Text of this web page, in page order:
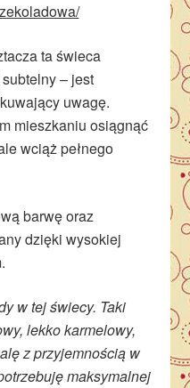
ta świeca
– jest
uwagę.
mieszkaniu osiągnąć
wciąż pełnego
barwę oraz
dzięki wysokiej
w tej świecy. Taki
lekko karmelowy,
z przyjemnością w
maksymalnej